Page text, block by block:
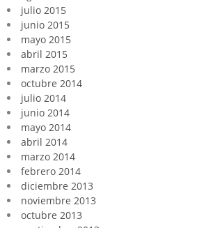
julio 2015
junio 2015
mayo 2015
abril 2015
marzo 2015
octubre 2014
julio 2014
junio 2014
mayo 2014
abril 2014
marzo 2014
febrero 2014
diciembre 2013
noviembre 2013
octubre 2013